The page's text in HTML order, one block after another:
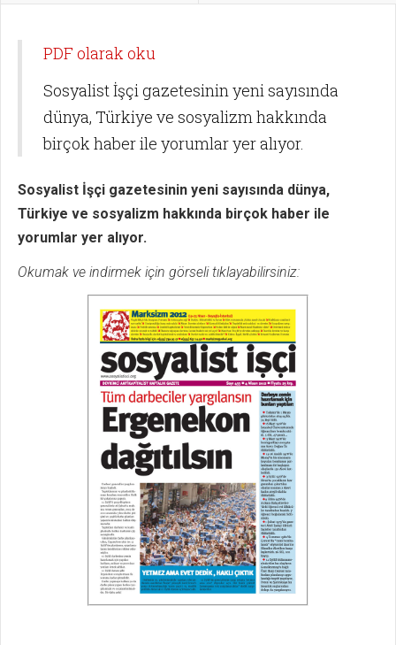
PDF olarak oku
Sosyalist İşçi gazetesinin yeni sayısında
dünya, Türkiye ve sosyalizm hakkında
birçok haber ile yorumlar yer alıyor.
Sosyalist İşçi gazetesinin yeni sayısında dünya,
Türkiye ve sosyalizm hakkında birçok haber ile
yorumlar yer alıyor.
Okumak ve indirmek için görseli tıklayabilirsiniz: